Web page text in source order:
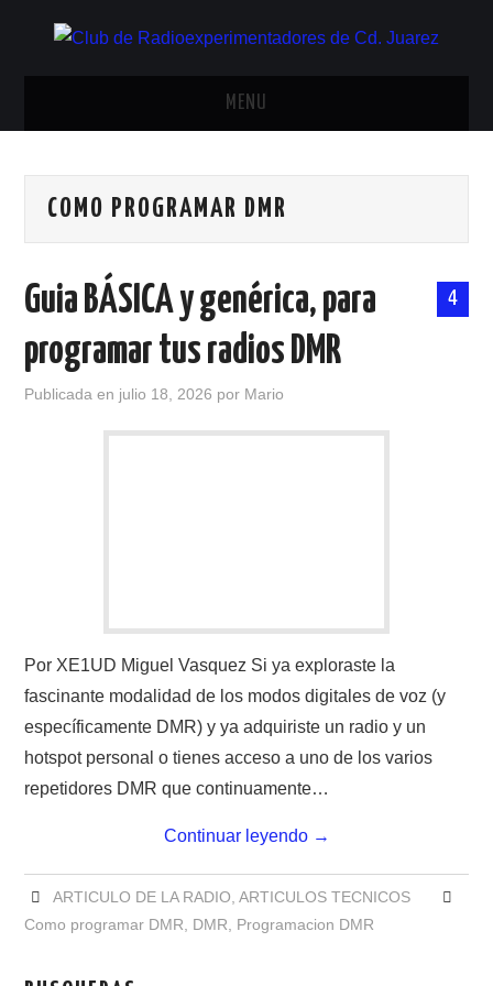
MENU
ANTENAS Y ACCESORIOS
HISTORIA DE LA RADIO
MIEMBROS ORIGINALES
MODOS DIGITALES
NUESTRAS ACTIVIDADES !
PATROCINADORES
COMO PROGRAMAR DMR
4
Guia BÁSICA y genérica, para
programar tus radios DMR
Publicada en julio 18, 2026 por Mario
Por XE1UD Miguel Vasquez Si ya exploraste la
fascinante modalidad de los modos digitales de voz (y
específicamente DMR) y ya adquiriste un radio y un
hotspot personal o tienes acceso a uno de los varios
repetidores DMR que continuamente…
Continuar leyendo →
ARTICULO DE LA RADIO ARTICULOS TECNICOS
Como programar DMR
DMR Programacion DMR